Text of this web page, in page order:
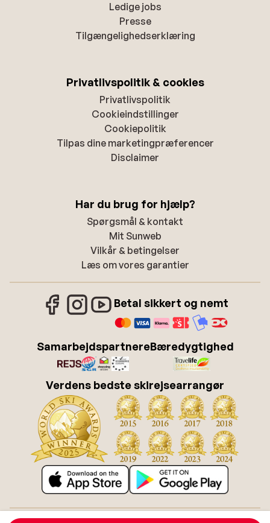
Ledige jobs
Presse
Tilgængelighedserklæring
Privatlivspolitik & cookies
Privatlivspolitik
Cookieindstillinger
Cookiepolitik
Tilpas dine marketingpræferencer
Disclaimer
Har du brug for hjælp?
Spørgsmål & kontakt
Mit Sunweb
Vilkår & betingelser
Læs om vores garantier
Betal sikkert og nemt
SamarbejdspartnereBæredygtighed
Verdens bedste skirejsearrangør